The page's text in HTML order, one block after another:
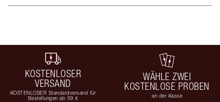
KOSTENLOSER
VERSAND
KOSTENLOSER Standardversand für
Bestellungen ab 59 €
WÄHLE ZWEI
KOSTENLOSE PROBEN
an der Kasse